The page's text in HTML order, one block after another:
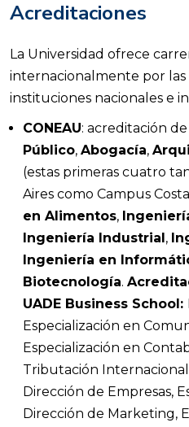
Acreditaciones
La Universidad ofrece
internacionalmente por las
instituciones nacionales e
CONEAU: acreditación
Público, Abogacía,
(estas primeras cuatro
Aires como Campus
en Alimentos,
Ingeniería Industrial ,
Ingeniería en
Biotecnología.
UADE Business School:
Especialización en
Especialización en
Tributación
Dirección de Empresas,
Dirección de Marketing,